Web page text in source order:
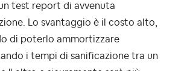
test report di avvenuta
Lo svantaggio è il costo alto,
di poterlo ammortizzare
i tempi di sanificazione tra un